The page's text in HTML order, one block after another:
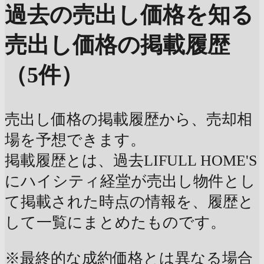
過去の売出し価格を知る
売出し価格の掲載履歴
（5件）
売出し価格の掲載履歴から、売却相
場を予想できます。
掲載履歴とは、過去LIFULL HOME'S
にハイシティ経堂が売出し物件とし
て掲載された時点の情報を、履歴と
して一覧にまとめたものです。
※最終的な成約価格とは異なる場合